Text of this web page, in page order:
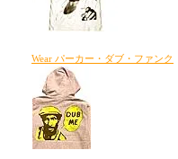
Wear パーカー・ダブ・ファンク